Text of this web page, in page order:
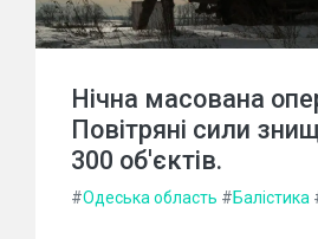
Нічна масована
Повітряні сили
300 об'єктів.
#Одеська область #Балістика